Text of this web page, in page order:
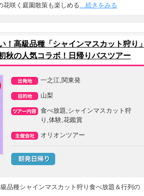
花咲く庭園散策も楽しめる...続きをみる
！高級品種「シャインマスカット狩り
秋の人気コラボ！日帰りバスツアー
一之江,関東発
山梨
食べ放題,シャインマスカット狩
り,体験,花鑑賞
オリオンツアー
品種シャインマスカット狩り食べ放題＆行列の